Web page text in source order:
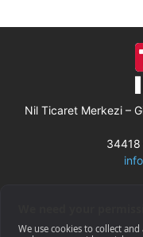
Nil Ticaret Merkezi –
34418